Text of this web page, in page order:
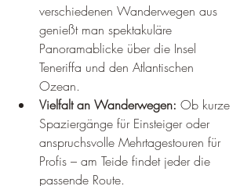
verschiedenen Wanderwegen aus
genießt man spektakuläre
Panoramablicke über die Insel
Teneriffa und den Atlantischen
Ozean.
Vielfalt an Wanderwegen: Ob kurze
Spaziergänge für Einsteiger oder
anspruchsvolle Mehrtagestouren für
Profis – am Teide findet jeder die
passende Route.